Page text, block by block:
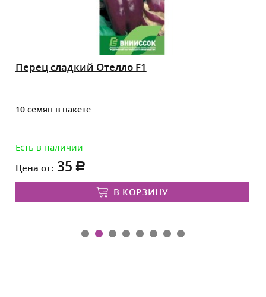
Перец сладкий Отелло F1
10 семян в пакете
Есть в наличии
Цена от: 35
В КОРЗИНУ